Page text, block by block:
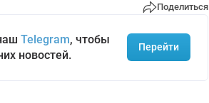
Поделиться
Telegram, чтобы
новостей.
Перейти